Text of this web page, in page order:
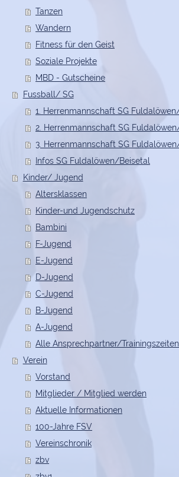
Tanzen
Wandern
Fitness für den Geist
Soziale Projekte
MBD - Gutscheine
Fussball/ SG
1. Herrenmannschaft SG
2. Herrenmannschaft SG
3. Herrenmannschaft SG
Infos SG Fuldalöwen/Beisetal
Kinder/ Jugend
Altersklassen
Kinder-und Jugendschutz
Bambini
F-Jugend
E-Jugend
D-Jugend
C-Jugend
B-Jugend
A-Jugend
Alle Ansprechpartner/
Verein
Vorstand
Mitglieder / Mitglied werden
Aktuelle Informationen
100-Jahre FSV
Vereinschronik
zbv